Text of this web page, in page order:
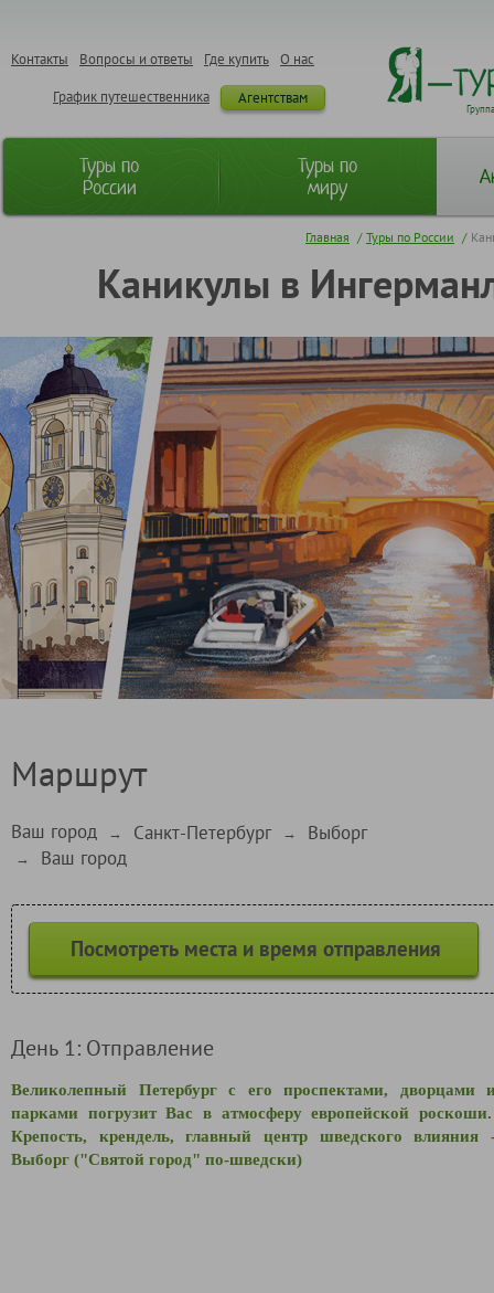
О нас
Где купить
Вопросы и ответы
Контакты
Агентствам
График путешественника
Туры по
России
Туры по
миру
Главная / Туры по России /
Каникулы в
Маршрут
Ваш город → Санкт-Петербург → Выборг
→ Ваш город
Посмотреть места и время отправления
День 1: Отправление
Великолепный Петербург с его проспектами, дворцами
парками погрузит Вас в атмосферу европейской
Крепость, крендель, главный центр шведского влияния
Выборг ("Святой город" по-шведски)